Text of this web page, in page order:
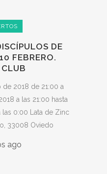
DE
FEBRERO.
de 2018 de 21:00 a
a las 21:00 hasta
las 0:00 Lata de Zinc
33008 Oviedo
ago